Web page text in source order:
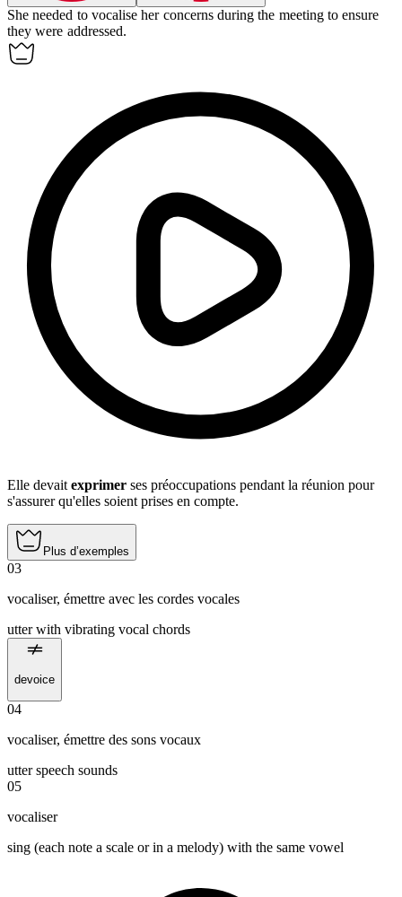
She needed to vocalise her concerns during the meeting to ensure
they were addressed.
Elle devait exprimer ses préoccupations pendant la réunion pour
s'assurer qu'elles soient prises en compte.
Plus d’exemples
03
vocaliser, émettre avec les cordes vocales
utter with vibrating vocal chords
devoice
04
vocaliser, émettre des sons vocaux
utter speech sounds
05
vocaliser
sing (each note a scale or in a melody) with the same vowel